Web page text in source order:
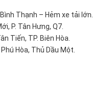
Thạnh – Hẻm xe tải lớn.
P. Tân Hưng, Q7.
Tiến, TP. Biên Hòa.
Hòa, Thủ Dầu Một.